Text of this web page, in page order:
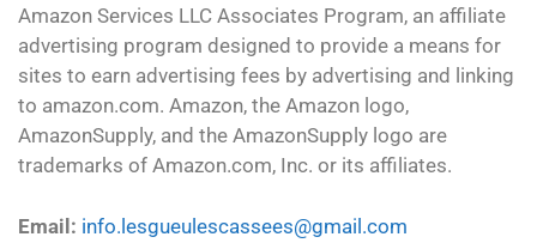
Amazon Services LLC Associates Program, an affiliate
advertising program designed to provide a means for
sites to earn advertising fees by advertising and linking
to amazon.com. Amazon, the Amazon logo,
AmazonSupply, and the AmazonSupply logo are
trademarks of Amazon.com, Inc. or its affiliates.
Email: info.lesgueulescassees@gmail.com